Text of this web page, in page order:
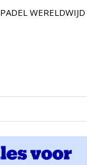
PADEL WERELDWIJD